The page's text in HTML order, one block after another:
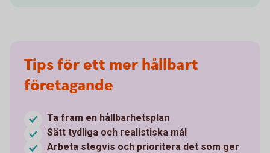
Tips för ett mer hållbart
företagande
Ta fram en hållbarhetsplan
Sätt tydliga och realistiska mål
Arbeta stegvis och prioritera det som ger